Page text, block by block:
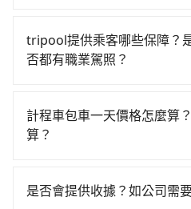
34分鐘。雖然乘坐高鐵的單
且同時省下了2分鐘的交通時
能替你省下不少麻煩。再者
所平均攤提下來的每人價格
能的罰單都需自付。再者，
車型，如Toyota Yaris、
況，打開車門才發現仍有上
凹的車門仍未被修理，每一
車位，對於急著用車或者要
間，若改選tripool的專車服
慮到回程，苗栗縣僅有合法
表小黃可能較為便宜，但仍
司機不跳錶計費的風險，如
擇： 預算：不同交通工具價
算。計程車最貴，而大眾運
車。 旅行人數：人數多時包
下來的車資也比較便宜，人
和方便性可選包車和計程車
tripool提供乘客哪些保障？
否都有職業駕照？
查，符合職業駕駛資格的司
也都經過細心維護及保養，以
計程車包車一天價格怎麼算
算？
格通常是根據時間或距離來
是否會提供收據？如公司需